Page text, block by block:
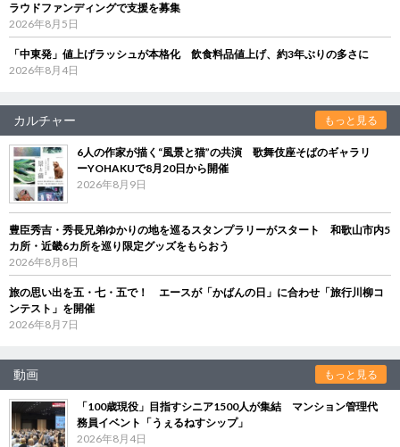
ラウドファンディングで支援を募集
2026年8月5日
「中東発」値上げラッシュが本格化 飲食料品値上げ、約3年ぶりの多さに
2026年8月4日
カルチャー もっと見る
6人の作家が描く“風景と猫”の共演 歌舞伎座そばのギャラリ
ーYOHAKUで8月20日から開催
2026年8月9日
豊臣秀吉・秀長兄弟ゆかりの地を巡るスタンプラリーがスタート 和歌山市内5
カ所・近畿6カ所を巡り限定グッズをもらおう
2026年8月8日
旅の思い出を五・七・五で！ エースが「かばんの日」に合わせ「旅行川柳コ
ンテスト」を開催
2026年8月7日
動画 もっと見る
「100歳現役」目指すシニア1500人が集結 マンション管理代
務員イベント「うぇるねすシップ」
2026年8月4日